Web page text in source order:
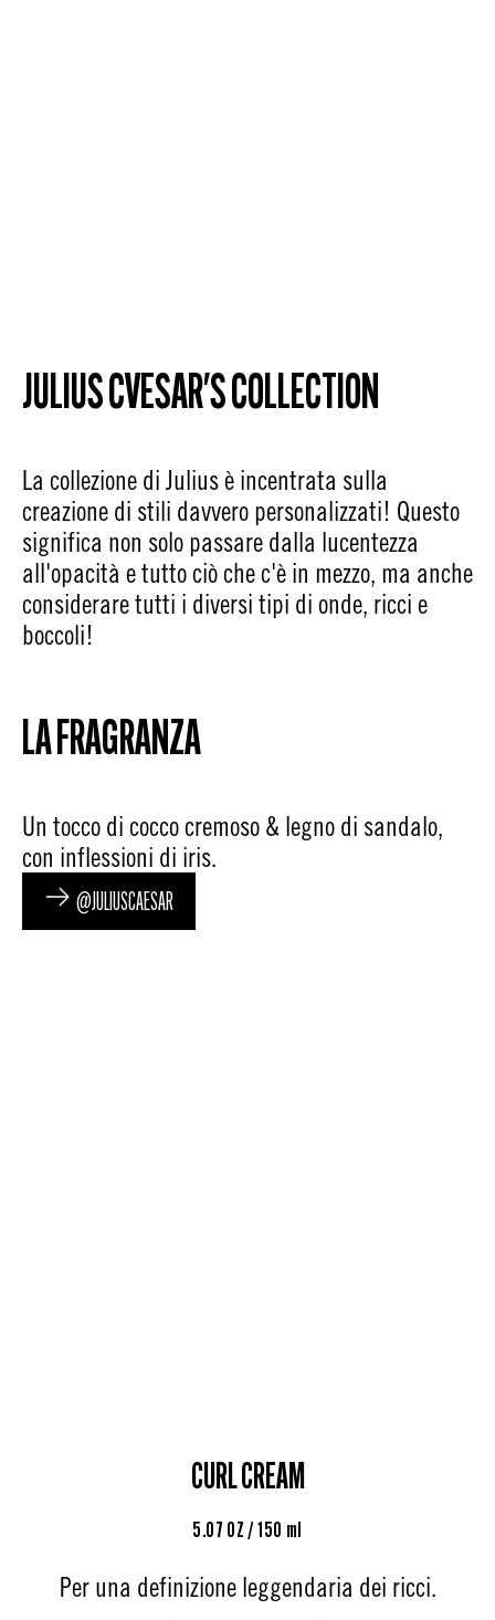
JULIUS CVESAR'S COLLECTION
La collezione di Julius è incentrata sulla
creazione di stili davvero personalizzati! Questo
significa non solo passare dalla lucentezza
all'opacità e tutto ciò che c'è in mezzo, ma anche
considerare tutti i diversi tipi di onde, ricci e
boccoli!
LA FRAGRANZA
Un tocco di cocco cremoso & legno di sandalo,
con inflessioni di iris.
@JULIUSCAESAR
CURL CREAM
5.07 OZ / 150 ml
Per una definizione leggendaria dei ricci.